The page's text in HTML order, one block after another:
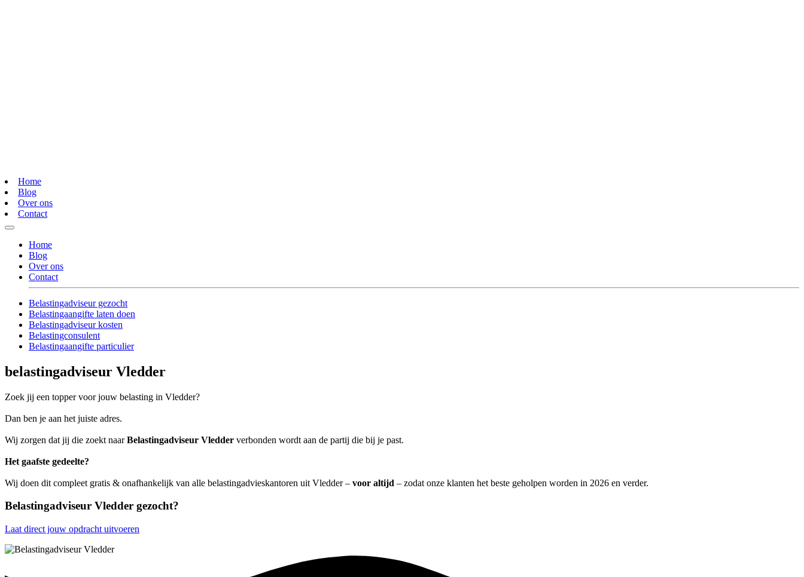
Home
Blog
Over ons
Contact
Home
Blog
Over ons
Contact
Belastingadviseur gezocht
Belastingaangifte laten doen
Belastingadviseur kosten
Belastingconsulent
Belastingaangifte particulier
belastingadviseur Vledder
Zoek jij een topper voor jouw belasting in Vledder?
Dan ben je aan het juiste adres.
Wij zorgen dat jij die zoekt naarBelastingadviseur Vledder verbonden wordt aan de partij die bij je past.
Het gaafste gedeelte?
Wij doen dit compleet gratis & onafhankelijk van alle belastingadvieskantoren uit Vledder – voor altijd – zodat onze klanten het beste geholpen worden in 2026 en verder.
Belastingadviseur Vledder gezocht?
Laat direct jouw opdracht uitvoeren